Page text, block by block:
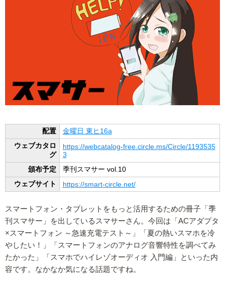
配置
金曜日 東ヒ16a
ウェブカタロ
グ
https://webcatalog-free.circle.ms/Circle/1193535
3
頒布予定
季刊スマサー vol.10
ウェブサイト
https://smart-circle.net/
スマートフォン・タブレットをもっと活用するための冊子「季
刊スマサー」を出しているスマサーさん。今回は「ACアダプタ
×スマートフォン ～急速充電テスト～」「夏の熱いスマホを冷
やしたい！」「スマートフォンのアナログ音響特性を調べてみ
たかった」「スマホでハイレゾオーディオ 入門編」といった内
容です。なかなか気になる話題ですね。